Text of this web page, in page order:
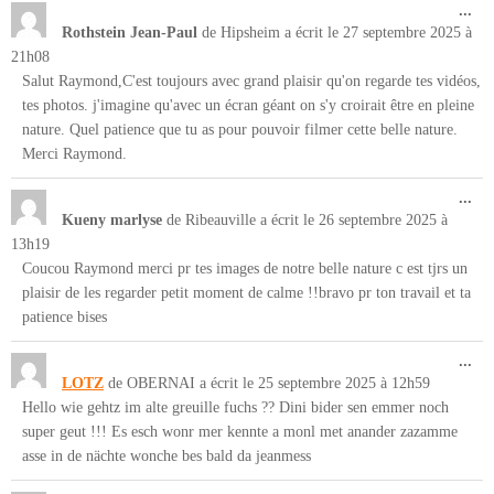
Rothstein Jean-Paul de Hipsheim a écrit le 27 septembre 2025 à
21h08
Salut Raymond,C'est toujours avec grand plaisir qu'on regarde tes vidéos,
tes photos. j'imagine qu'avec un écran géant on s'y croirait être en pleine
nature. Quel patience que tu as pour pouvoir filmer cette belle nature.
Merci Raymond.
...
Kueny marlyse de Ribeauville a écrit le 26 septembre 2025 à
13h19
Coucou Raymond merci pr tes images de notre belle nature c est tjrs un
plaisir de les regarder petit moment de calme !!bravo pr ton travail et ta
patience bises
...
LOTZ de OBERNAI a écrit le 25 septembre 2025 à 12h59
Hello wie gehtz im alte greuille fuchs ?? Dini bider sen emmer noch
super geut !!! Es esch wonr mer kennte a monl met anander zazamme
asse in de nächte wonche bes bald da jeanmess
...